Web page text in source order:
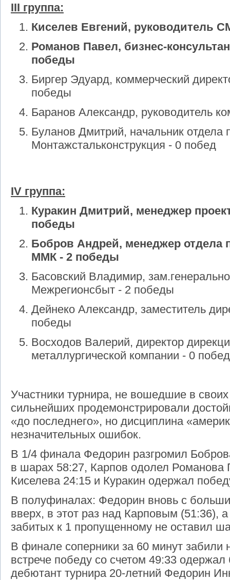
III группа:
Киселев Евгений, руководитель
Романов Павел, бизнес-
победы
Биргер Эдуард, коммерческий
победы
Баранов Александр, руководитель
Буланов Дмитрий, начальник отдела
Монтажстальконструкция - 0 побед
IV группа:
Куракин Дмитрий, менеджер
победы
Бобров Андрей, менеджер
ММК - 2 победы
Басовский Владимир,
Межрегионсбыт - 2 победы
Дейнеко Александр, заместитель
победы
Восходов Валерий, директор
металлургической компании - 0 побед
Участники турнира, не вошедшие в своих
сильнейших продемонстрировали
«до последнего», но дисциплина
незначительных ошибок.
В 1/4 финала Федорин разгромил
в шарах 58:27, Карпов одолел Романова
Киселева 24:15 и Куракин одержал
В полуфиналах: Федорин вновь с
вверх, в этот раз над Карповым (51:36),
забитых к 1 пропущенному не оставил
В финале соперники за 60 минут забили
встрече победу со счетом 49:33
дебютант турнира 20-летний Федорин